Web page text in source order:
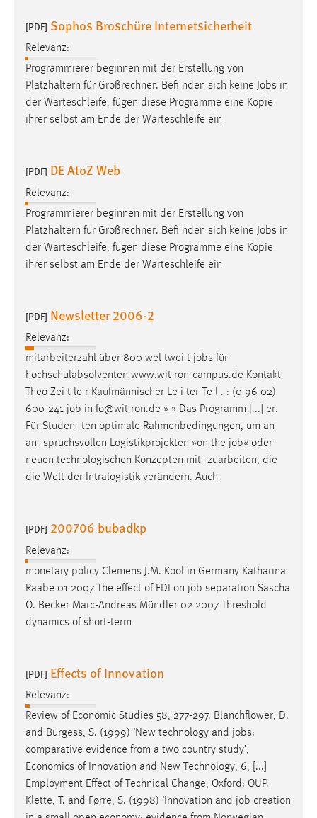
[PDF] Sophos Broschüre Internetsicherheit
Relevanz:
Programmierer beginnen mit der Erstellung von
Platzhaltern für Großrechner. Befi nden sich keine Jobs in
der Warteschleife, fügen diese Programme eine Kopie
ihrer selbst am Ende der Warteschleife ein
[PDF] DE AtoZ Web
Relevanz:
Programmierer beginnen mit der Erstellung von
Platzhaltern für Großrechner. Befi nden sich keine Jobs in
der Warteschleife, fügen diese Programme eine Kopie
ihrer selbst am Ende der Warteschleife ein
[PDF] Newsletter 2006-2
Relevanz:
mitarbeiterzahl über 800 wel twei t jobs für
hochschulabsolventen www.wit ron-campus.de Kontakt
Theo Zei t le r Kaufmännischer Le i ter Te l . : (0 96 02)
600-241 job in fo@wit ron.de » » Das Programm [...] er.
Für Studen- ten optimale Rahmenbedingungen, um an
an- spruchsvollen Logistikprojekten »on the job« oder
neuen technologischen Konzepten mit- zuarbeiten, die
die Welt der Intralogistik verändern. Auch
[PDF] 200706 bubadkp
Relevanz:
monetary policy Clemens J.M. Kool in Germany Katharina
Raabe 01 2007 The effect of FDI on job separation Sascha
O. Becker Marc-Andreas Mündler 02 2007 Threshold
dynamics of short-term
[PDF] Effects of Innovation
Relevanz:
Review of Economic Studies 58, 277-297. Blanchflower, D.
and Burgess, S. (1999) ‘New technology and jobs:
comparative evidence from a two country study’,
Economics of Innovation and New Technology, 6, [...]
Employment Effect of Technical Change, Oxford: OUP.
Klette, T. and Førre, S. (1998) ‘Innovation and job creation